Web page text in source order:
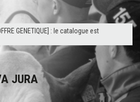
GENETIQUE] : le catalogue est
JURA